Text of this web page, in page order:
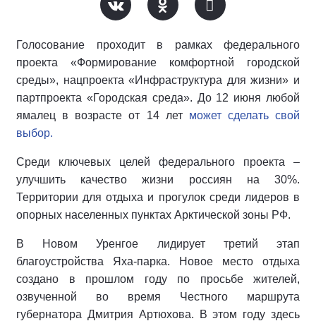
Голосование проходит в рамках федерального
проекта «Формирование комфортной городской
среды», нацпроекта «Инфраструктура для жизни» и
партпроекта «Городская среда». До 12 июня любой
ямалец в возрасте от 14 лет может сделать свой
выбор.
Среди ключевых целей федерального проекта –
улучшить качество жизни россиян на 30%.
Территории для отдыха и прогулок среди лидеров в
опорных населенных пунктах Арктической зоны РФ.
В Новом Уренгое лидирует третий этап
благоустройства Яха-парка. Новое место отдыха
создано в прошлом году по просьбе жителей,
озвученной во время Честного маршрута
губернатора Дмитрия Артюхова. В этом году здесь